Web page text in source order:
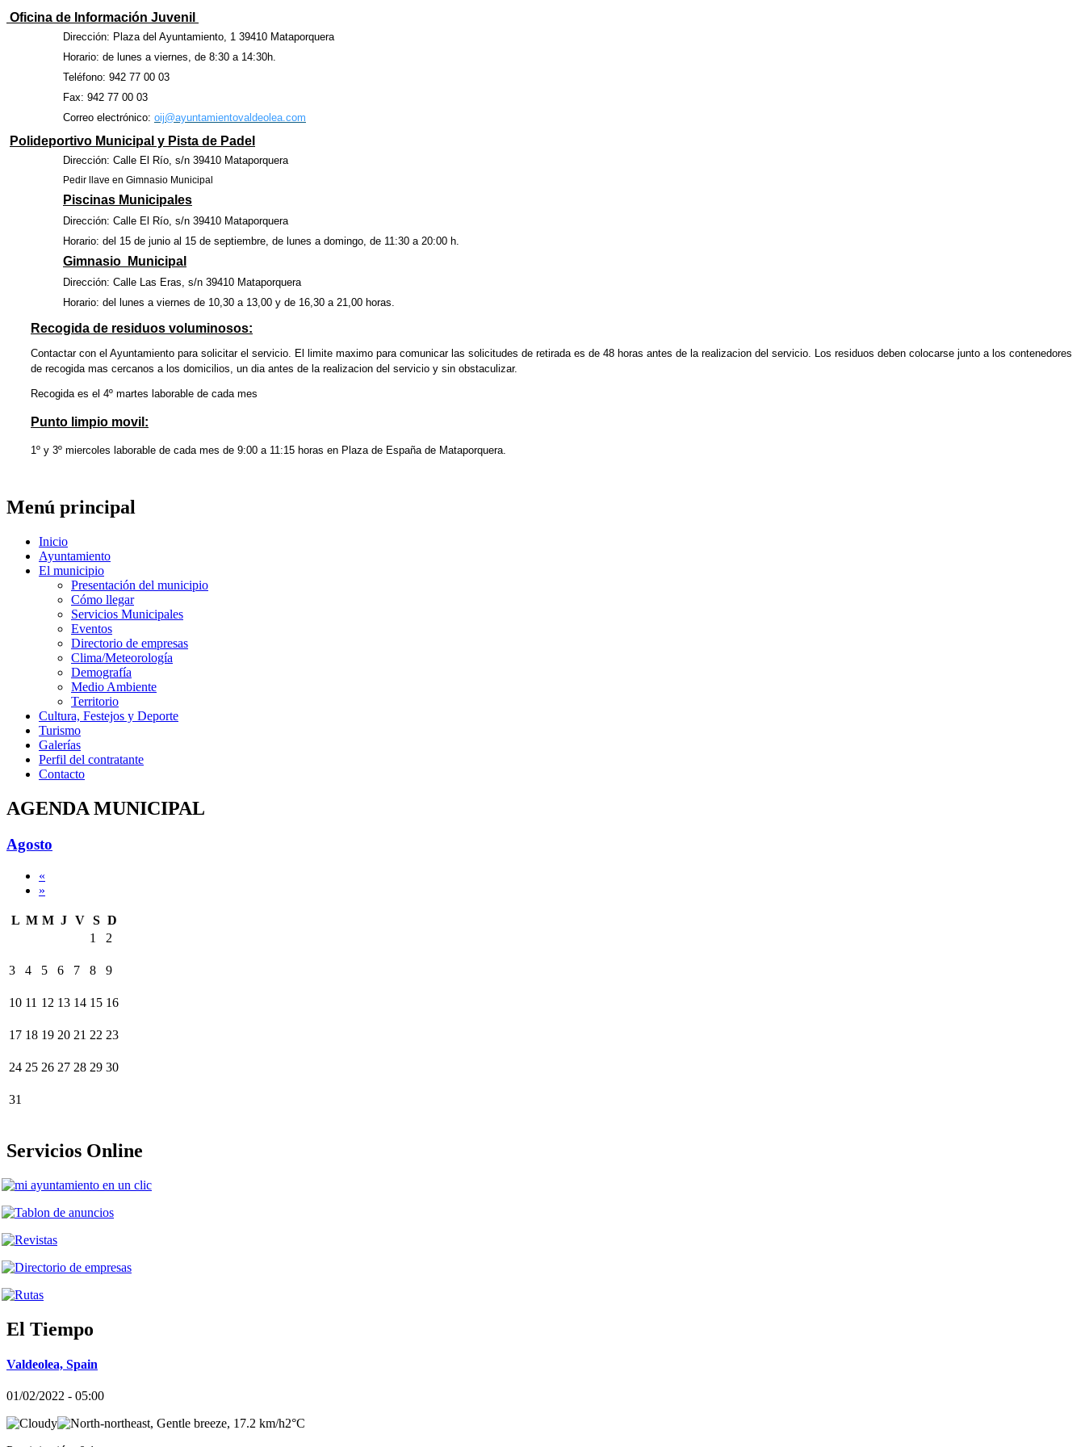
Oficina de Información Juvenil
Dirección: Plaza del Ayuntamiento, 1 39410 Mataporquera
Horario: de lunes a viernes, de 8:30 a 14:30h.
Teléfono: 942 77 00 03
Fax: 942 77 00 03
Correo electrónico: oij@ayuntamientovaldeolea.com
Polideportivo Municipal y Pista de Padel
Dirección: Calle El Río, s/n 39410 Mataporquera
Pedir llave en Gimnasio Municipal
Piscinas Municipales
Dirección: Calle El Río, s/n 39410 Mataporquera
Horario: del 15 de junio al 15 de septiembre, de lunes a domingo, de 11:30 a 20:00 h.
Gimnasio Municipal
Dirección: Calle Las Eras, s/n 39410 Mataporquera
Horario: del lunes a viernes de 10,30 a 13,00 y de 16,30 a 21,00 horas.
Recogida de residuos voluminosos:
Contactar con el Ayuntamiento para solicitar el servicio. El limite maximo para comunicar las solicitudes de retirada es de 48 horas antes de la realizacion del servicio. Los residuos deben colocarse junto a los contenedores
de recogida mas cercanos a los domicilios, un dia antes de la realizacion del servicio y sin obstaculizar.​
Recogida es el 4º martes laborable de cada mes
Punto limpio movil:
1º y 3º miercoles laborable de cada mes de 9:00 a 11:15 horas en Plaza de España de Mataporquera.
Menú principal
Inicio
Ayuntamiento
El municipio
Presentación del municipio
Cómo llegar
Servicios Municipales
Eventos
Directorio de empresas
Clima/Meteorología
Demografía
Medio Ambiente
Territorio
Cultura, Festejos y Deporte
Turismo
Galerías
Perfil del contratante
Contacto
AGENDA MUNICIPAL
Agosto
«
»
L M M J V S D
1
2
3 4 5 6 7 8 9
10 11 12 13 14 15 16
17 18 19 20 21 22 23
24 25 26 27 28 29 30
31
Servicios Online
El Tiempo
Valdeolea, Spain
01/02/2022 - 05:00
2°C